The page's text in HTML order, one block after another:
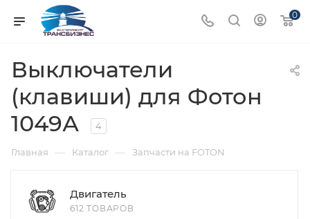
0
Выключатели
(клавиши) для Фотон
1049А
4
Главная — Каталог — Запчасти на FOTON
Двигатель
612 ТОВАРОВ